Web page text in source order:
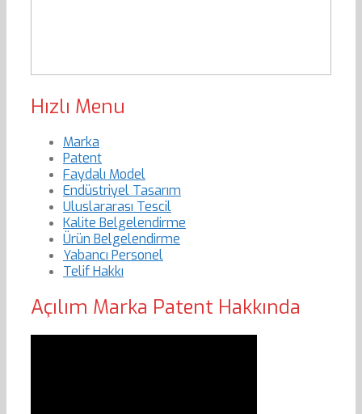
Hızlı Menu
Marka
Patent
Faydalı Model
Endüstriyel Tasarım
Uluslararası Tescil
Kalite Belgelendirme
Ürün Belgelendirme
Yabancı Personel
Telif Hakkı
Açılım Marka Patent Hakkında